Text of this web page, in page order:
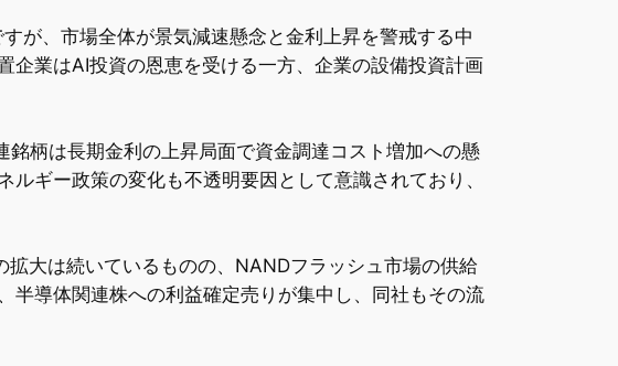
が、市場全体が景気減速懸念と金利上昇を警戒する中
企業はAI投資の恩恵を受ける一方、企業の設備投資計画
柄は長期金利の上昇局面で資金調達コスト増加への懸
ギー政策の変化も不透明要因として意識されており、
大は続いているものの、NANDフラッシュ市場の供給
半導体関連株への利益確定売りが集中し、同社もその流